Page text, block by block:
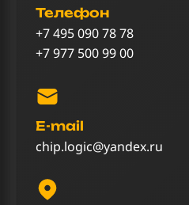
Телефон
+7 495 090 78 78
+7 977 500 99 00
E-mail
chip.logic@yandex.ru